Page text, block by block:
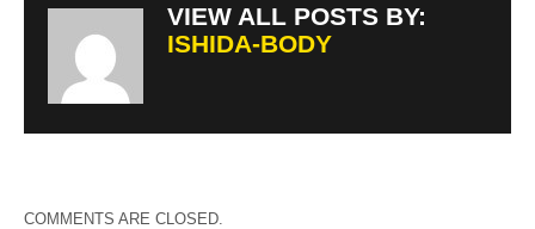
VIEW ALL POSTS BY:
ISHIDA-BODY
COMMENTS ARE CLOSED.